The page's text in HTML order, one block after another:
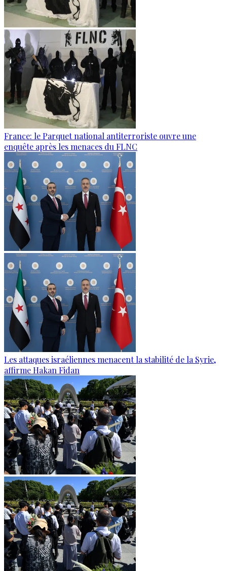
France: le Parquet national antiterroriste ouvre une
enquête après les menaces du FLNC
Les attaques israéliennes menacent la stabilité de la Syrie,
affirme Hakan Fidan